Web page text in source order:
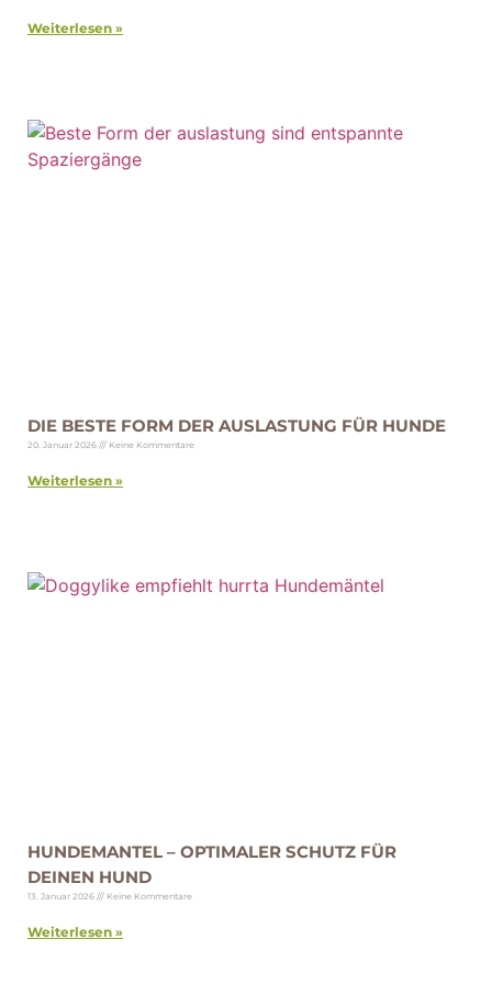
Weiterlesen »
DIE BESTE FORM DER AUSLASTUNG FÜR HUNDE
20. Januar 2026 Keine Kommentare
Weiterlesen »
HUNDEMANTEL – OPTIMALER SCHUTZ FÜR
DEINEN HUND
13. Januar 2026 Keine Kommentare
Weiterlesen »